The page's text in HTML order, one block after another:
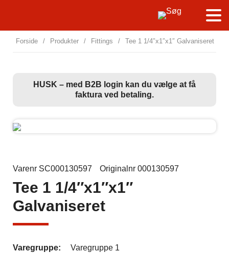
Forside / Produkter / Fittings / Tee 1 1/4″x1″x1″ Galvaniseret
HUSK – med B2B login kan du vælge at få
faktura ved betaling.
Varenr SC000130597 Originalnr 000130597
Tee 1 1/4″x1″x1″
Galvaniseret
Varegruppe:
Varegruppe 1